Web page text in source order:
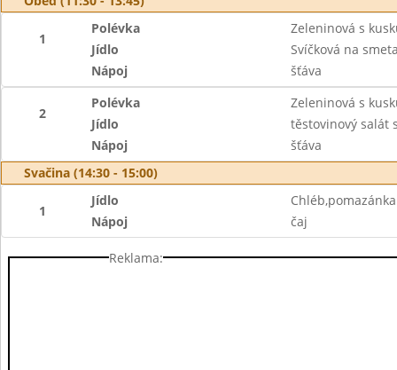
1
Polévka
Zeleninová s
Jídlo
Svíčková na
Nápoj
šťáva
2
Polévka
Zeleninová s
Jídlo
těstovinový salát
Nápoj
šťáva
Svačina (14:30 - 15:00)
1
Jídlo
Nápoj
čaj
Reklama: